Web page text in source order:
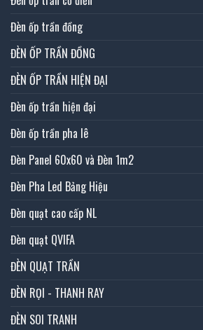
Đèn ốp trần đồng
ĐÈN ỐP TRẦN ĐỒNG
ĐÈN ỐP TRẦN HIỆN ĐẠI
Đèn ốp trần hiện đại
Đèn ốp trần pha lê
Đèn Panel 60x60 và Đèn 1m2
Đèn Pha Led Bảng Hiệu
Đèn quạt cao cấp NL
Đèn quạt QVIFA
ĐÈN QUẠT TRẦN
ĐÈN RỌI - THANH RAY
ĐÈN SOI TRANH